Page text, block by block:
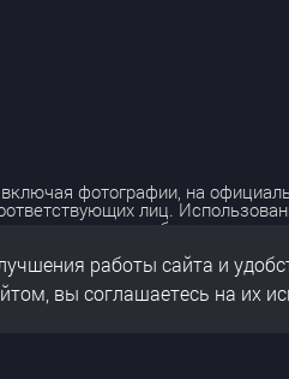
фотографии, на
лиц.
правообладателя.
данных
работы сайта и
вы соглашаетесь на их